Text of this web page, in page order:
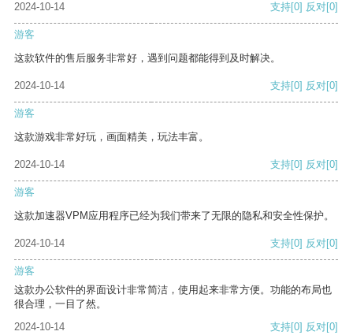
2024-10-14
支持[0] 反对[0]
游客
这款软件的售后服务非常好，遇到问题都能得到及时解决。
2024-10-14 支持[0] 反对[0]
游客
这款游戏非常好玩，画面精美，玩法丰富。
2024-10-14 支持[0] 反对[0]
游客
这款加速器VPM应用程序已经为我们带来了无限的隐私和安全性保护。
2024-10-14 支持[0] 反对[0]
游客
这款办公软件的界面设计非常简洁，使用起来非常方便。功能的布局也
很合理，一目了然。
2024-10-14
支持[0] 反对[0]